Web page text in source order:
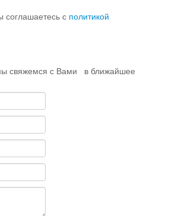
соглашаетесь с политикой
свяжемся с Вами в ближайшее